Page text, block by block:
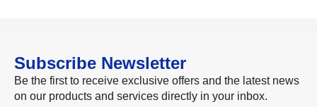
Subscribe Newsletter
Be the first to receive exclusive offers and the latest news
on our products and services directly in your inbox.